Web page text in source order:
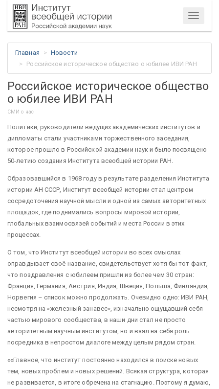
Меню
Главная
Новости
Российское историческое общество о юбилее ИВИ РАН
Российское историческое общество
о юбилее ИВИ РАН
СМИ о нас
Политики, руководители ведущих академических институтов и
дипломаты стали участниками торжественного заседания,
которое прошло в Российской академии наук и было посвящено
50-летию создания Института всеобщей истории РАН.
Образовавшийся в 1968 году в результате разделения Института
истории АН СССР, Институт всеобщей истории стал центром
сосредоточения научной мысли и одной из самых авторитетных
площадок, где поднимались вопросы мировой истории,
глобальных взаимосвязей событий и места России в этих
процессах.
О том, что Институт всеобщей истории во всех смыслах
оправдывает своё название, свидетельствует хотя бы тот факт,
что поздравления с юбилеем пришли из более чем 30 стран:
Франция, Германия, Австрия, Индия, Швеция, Польша, Финляндия,
Норвегия – список можно продолжать. Очевидно одно: ИВИ РАН,
несмотря на «железный занавес», изначально ощущавший себя
частью мирового сообщества, в наши дни стал не просто
авторитетным научным институтом, но и взял на себя роль
посредника в непростом диалоге между целым рядом стран.
«Главное, что институт постоянно находился в поиске новых
тем, новых проблем и новых решений. Всякая структура, которая
не развивается, в итоге обречена на стагнацию. Поэтому я думаю,